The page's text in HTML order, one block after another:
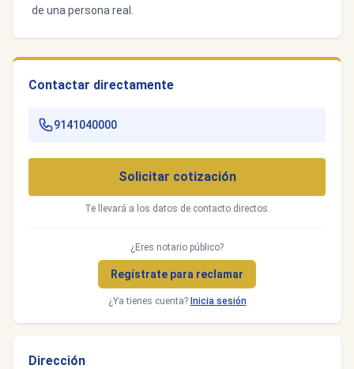
de una persona real.
Contactar directamente
9141040000
Solicitar cotización
Te llevará a los datos de contacto directos.
¿Eres notario público?
Regístrate para reclamar
¿Ya tienes cuenta? Inicia sesión
Dirección